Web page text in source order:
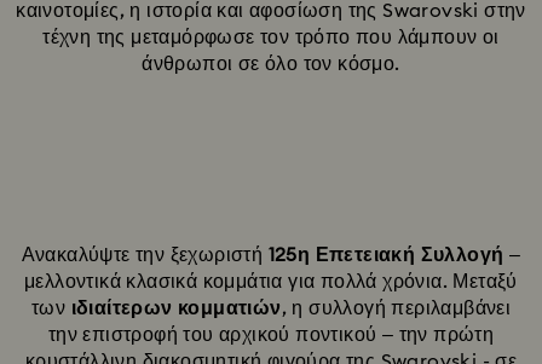
καινοτομίες, η ιστορία και αφοσίωση της Swarovski στην
τέχνη της μεταμόρφωσε τον τρόπο που λάμπουν οι
άνθρωποι σε όλο τον κόσμο.
Ανακαλύψτε την ξεχωριστή 125η Επετειακή Συλλογή –
μελλοντικά κλασικά κομμάτια για πολλά χρόνια. Μεταξύ
των ιδιαίτερων κομματιών, η συλλογή περιλαμβάνει
την επιστροφή του αρχικού ποντικού – την πρώτη